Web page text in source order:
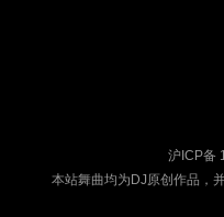
沪ICP备
本站舞曲均为DJ原创作品，